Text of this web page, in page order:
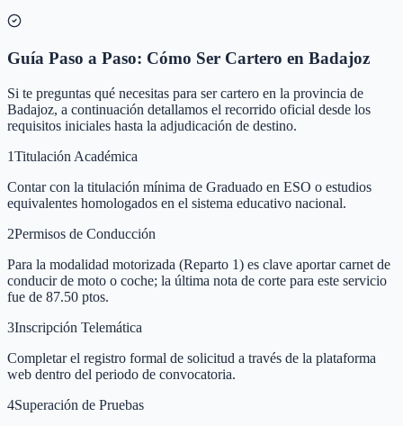
Guía Paso a Paso: Cómo Ser Cartero en Badajoz
Si te preguntas qué necesitas para ser cartero en la provincia de
Badajoz, a continuación detallamos el recorrido oficial desde los
requisitos iniciales hasta la adjudicación de destino.
1Titulación Académica
Contar con la titulación mínima de Graduado en ESO o estudios
equivalentes homologados en el sistema educativo nacional.
2Permisos de Conducción
Para la modalidad motorizada (Reparto 1) es clave aportar carnet de
conducir de moto o coche; la última nota de corte para este servicio
fue de 87.50 ptos.
3Inscripción Telemática
Completar el registro formal de solicitud a través de la plataforma
web dentro del periodo de convocatoria.
4Superación de Pruebas